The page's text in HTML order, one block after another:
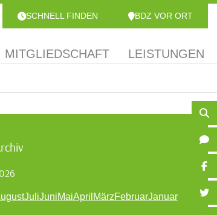
SCHNELL FINDEN BDZ VOR ORT
MITGLIEDSCHAFT LEISTUNGEN
JuliJuniMaiApril MärzFebruarJanuar